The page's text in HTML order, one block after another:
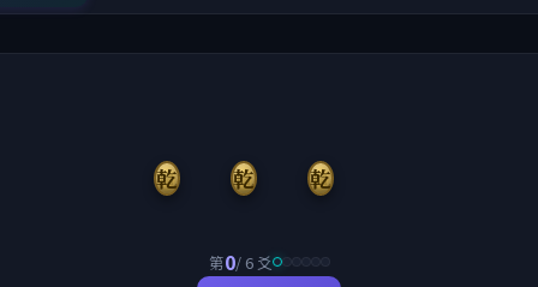
乾 乾 乾
第0/ 6 爻